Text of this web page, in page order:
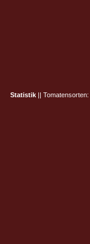
Statistik|| Tomatensorten: